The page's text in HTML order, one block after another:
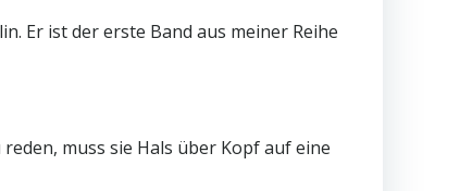
Er ist der erste Band aus meiner Reihe
muss sie Hals über Kopf auf eine